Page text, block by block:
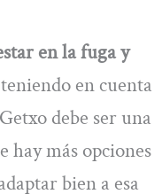
en la fuga y
teniendo en cuenta
debe ser una
hay más opciones
bien a esa